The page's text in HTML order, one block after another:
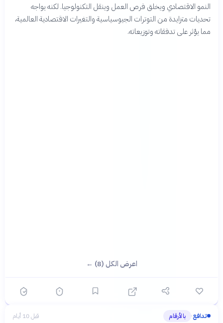
النمو الاقتصادي ويخلق فرص العمل وينقل التكنولوجيا. لكنه يواجه
تحديات متزايدة من التوترات الجيوسياسية والتغيرات الاقتصادية العالمية،
مما يؤثر على تدفقاته وتوزيعاته.
اعرض الكل (8) ←
تدافع› بالأرقام قبل 10 أيام